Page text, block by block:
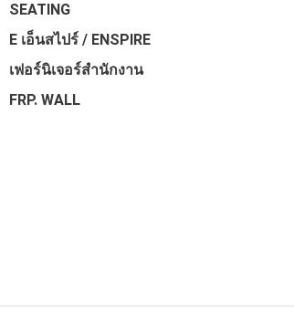
SEATING
E เอ็นสไปร์ / ENSPIRE
เฟอร์นิเจอร์สำนักงาน
FRP. WALL